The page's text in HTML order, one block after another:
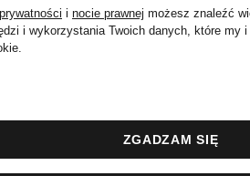
i nocie prawnej możesz znaleźć
i wykorzystania Twoich danych, które my
ZGADZAM SIĘ